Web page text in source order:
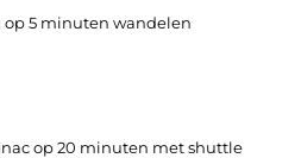
op 5 minuten wandelen
op 20 minuten met shuttle